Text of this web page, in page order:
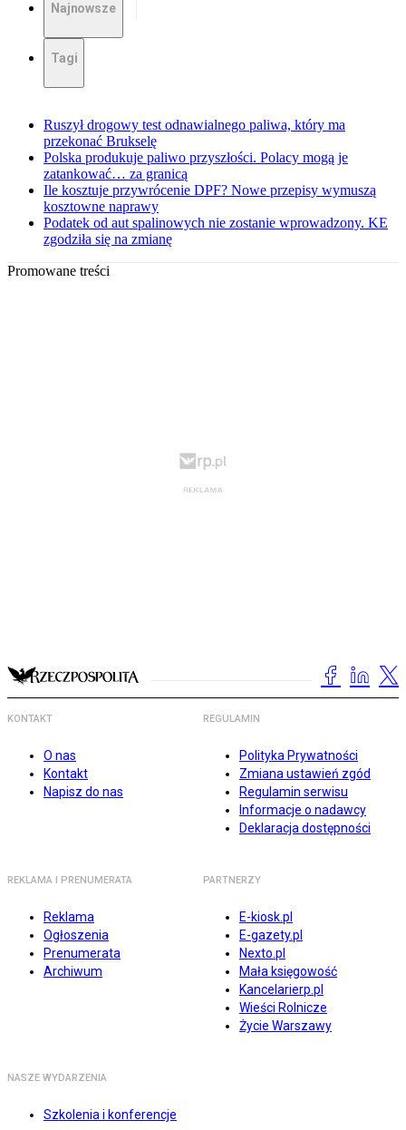
Najnowsze
Tagi
Ruszył drogowy test odnawialnego paliwa, który ma
przekonać Brukselę
Polska produkuje paliwo przyszłości. Polacy mogą je
zatankować… za granicą
Ile kosztuje przywrócenie DPF? Nowe przepisy wymuszą
kosztowne naprawy
Podatek od aut spalinowych nie zostanie wprowadzony. KE
zgodziła się na zmianę
Promowane treści
KONTAKT
O nas
Kontakt
Napisz do nas
REGULAMIN
Polityka Prywatności
Zmiana ustawień zgód
Regulamin serwisu
Informacje o nadawcy
Deklaracja dostępności
REKLAMA I PRENUMERATA
Reklama
Ogłoszenia
Prenumerata
Archiwum
PARTNERZY
E-kiosk.pl
E-gazety.pl
Nexto.pl
Mała księgowość
Kancelarierp.pl
Wieści Rolnicze
Życie Warszawy
NASZE WYDARZENIA
Szkolenia i konferencje